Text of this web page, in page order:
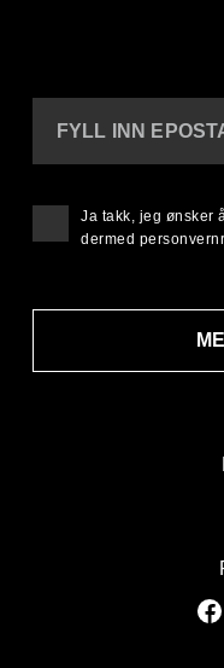
FYLL INN
Ja takk, jeg ønsker
dermed